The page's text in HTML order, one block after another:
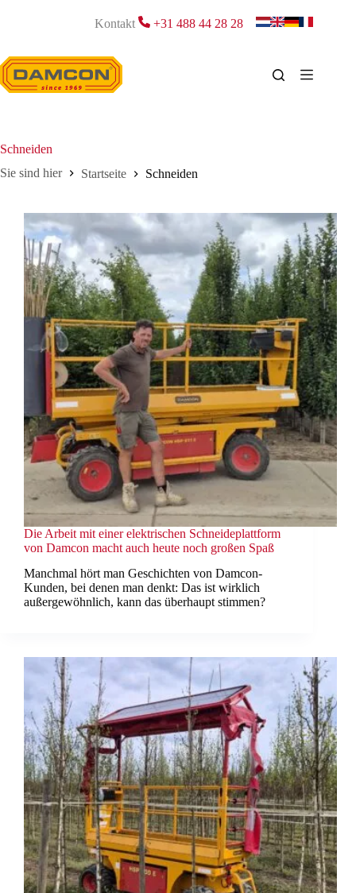
Kontakt +31 488 44 28 28
Schneiden
Startseite
Schneiden
Die Arbeit mit einer elektrischen Schneideplattform
von Damcon macht auch heute noch großen Spaß
Manchmal hört man Geschichten von Damcon-
Kunden, bei denen man denkt: Das ist wirklich
außergewöhnlich, kann das überhaupt stimmen?